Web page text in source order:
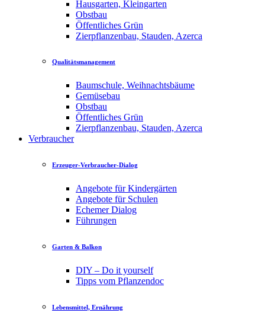
Hausgarten, Kleingarten
Obstbau
Öffentliches Grün
Zierpflanzenbau, Stauden, Azerca
Qualitätsmanagement
Baumschule, Weihnachtsbäume
Gemüsebau
Obstbau
Öffentliches Grün
Zierpflanzenbau, Stauden, Azerca
Verbraucher
Erzeuger-Verbraucher-Dialog
Angebote für Kindergärten
Angebote für Schulen
Echemer Dialog
Führungen
Garten & Balkon
DIY – Do it yourself
Tipps vom Pflanzendoc
Lebensmittel, Ernährung